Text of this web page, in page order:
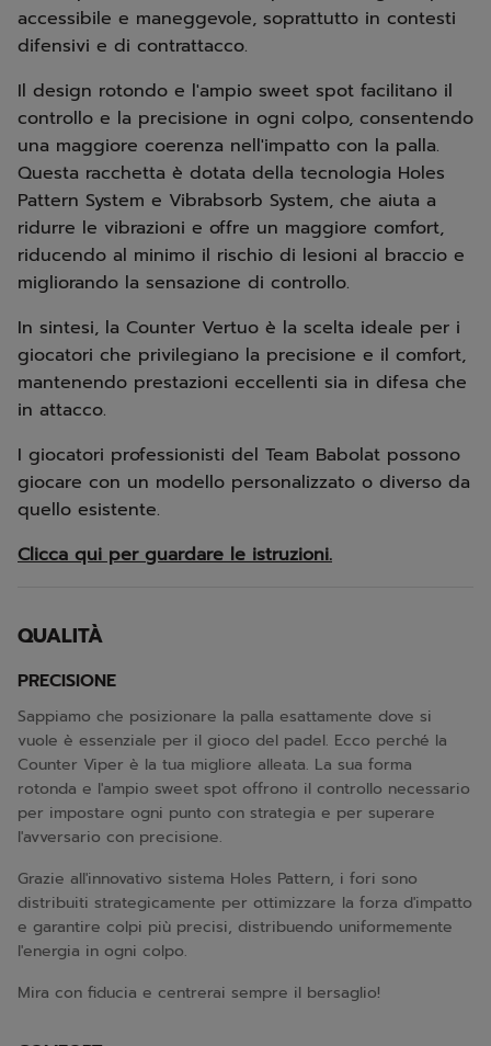
accessibile e maneggevole, soprattutto in contesti
difensivi e di contrattacco.
Il design rotondo e l'ampio sweet spot facilitano il
controllo e la precisione in ogni colpo, consentendo
una maggiore coerenza nell'impatto con la palla.
Questa racchetta è dotata della tecnologia Holes
Pattern System e Vibrabsorb System, che aiuta a
ridurre le vibrazioni e offre un maggiore comfort,
riducendo al minimo il rischio di lesioni al braccio e
migliorando la sensazione di controllo.
In sintesi, la Counter Vertuo è la scelta ideale per i
giocatori che privilegiano la precisione e il comfort,
mantenendo prestazioni eccellenti sia in difesa che
in attacco.
I giocatori professionisti del Team Babolat possono
giocare con un modello personalizzato o diverso da
quello esistente.
Clicca qui per guardare le istruzioni.
QUALITÀ
PRECISIONE
Sappiamo che posizionare la palla esattamente dove si
vuole è essenziale per il gioco del padel. Ecco perché la
Counter Viper è la tua migliore alleata. La sua forma
rotonda e l'ampio sweet spot offrono il controllo necessario
per impostare ogni punto con strategia e per superare
l'avversario con precisione.
Grazie all'innovativo sistema Holes Pattern, i fori sono
distribuiti strategicamente per ottimizzare la forza d'impatto
e garantire colpi più precisi, distribuendo uniformemente
l'energia in ogni colpo.
Mira con fiducia e centrerai sempre il bersaglio!